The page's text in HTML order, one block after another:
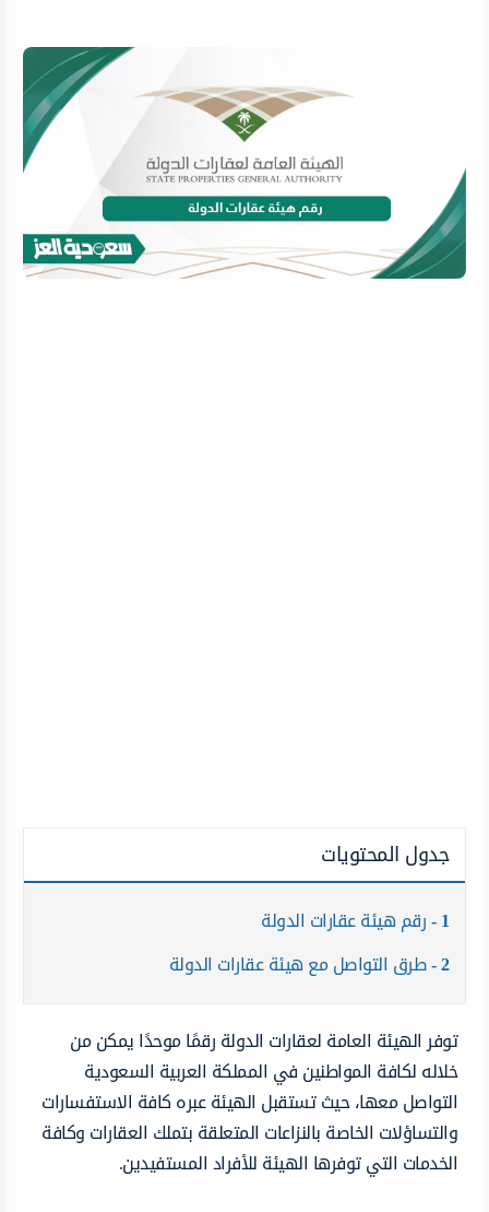
جدول المحتويات
1 رقم هيئة عقارات الدولة
2 طرق التواصل مع هيئة عقارات الدولة
توفر الهيئة العامة لعقارات الدولة رقمًا موحدًا يمكن من
خلاله لكافة المواطنين في المملكة العربية السعودية
التواصل معها، حيث تستقبل الهيئة عبره كافة الاستفسارات
والتساؤلات الخاصة بالنزاعات المتعلقة بتملك العقارات وكافة
الخدمات التي توفرها الهيئة للأفراد المستفيدين.